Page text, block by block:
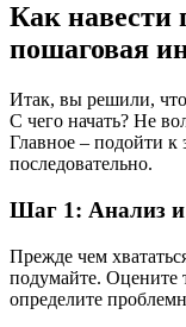
Как навести
пошаговая
Итак, вы решили, что
С чего начать? Не
Главное – подойти к
последовательно.
Шаг 1: Анализ и
Прежде чем
подумайте. Оцените
определите